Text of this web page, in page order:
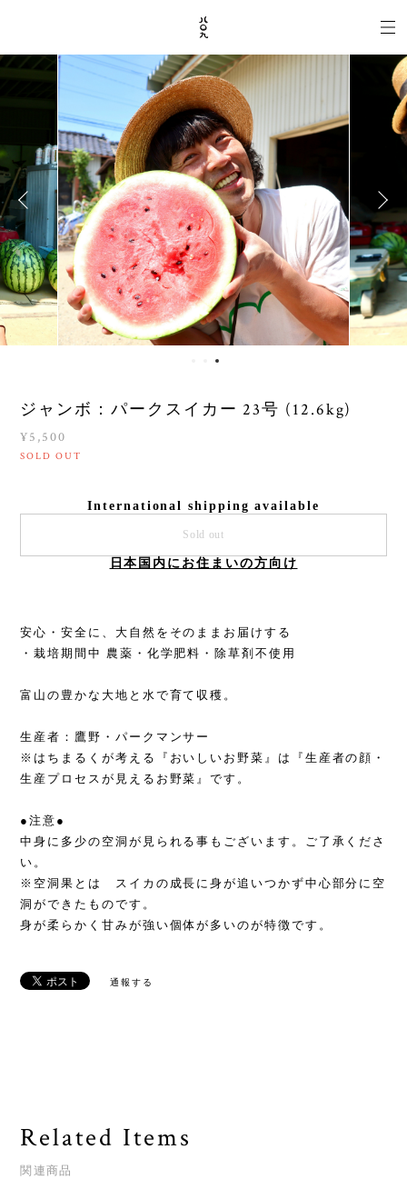
ジャンボ：パークスイカー 23号 (12.6kg)
¥5,500
SOLD OUT
International shipping available
Sold out
日本国内にお住まいの方向け
安心・安全に、大自然をそのままお届けする
・栽培期間中 農薬・化学肥料・除草剤不使用
富山の豊かな大地と水で育て収穫。
生産者：鷹野・パークマンサー
※はちまるくが考える『おいしいお野菜』は『生産者の顔・
生産プロセスが見えるお野菜』です。
●注意●
中身に多少の空洞が見られる事もございます。ご了承くださ
い。
※空洞果とは スイカの成長に身が追いつかず中心部分に空
洞ができたものです。
身が柔らかく甘みが強い個体が多いのが特徴です。
通報する
Related Items
関連商品